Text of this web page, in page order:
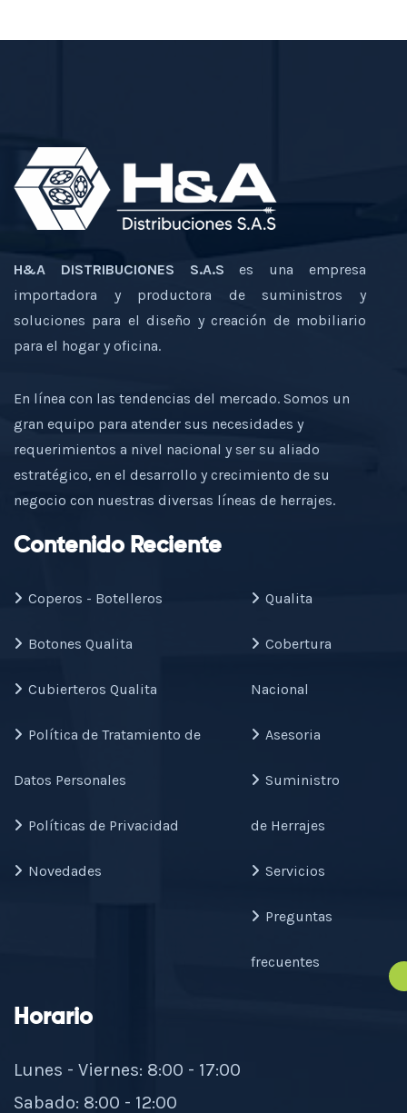
H&A DISTRIBUCIONES S.A.S es una empresa
importadora y productora de suministros y
soluciones para el diseño y creación de mobiliario
para el hogar y oficina.
En línea con las tendencias del mercado. Somos un
gran equipo para atender sus necesidades y
requerimientos a nivel nacional y ser su aliado
estratégico, en el desarrollo y crecimiento de su
negocio con nuestras diversas líneas de herrajes.
Contenido Reciente
Coperos - Botelleros
Botones Qualita
Cubierteros Qualita
Política de Tratamiento de
Datos Personales
Políticas de Privacidad
Novedades
Qualita
Cobertura
Nacional
Asesoria
Suministro
de Herrajes
Servicios
Preguntas
frecuentes
Horario
Lunes - Viernes: 8:00 - 17:00
Sabado: 8:00 - 12:00